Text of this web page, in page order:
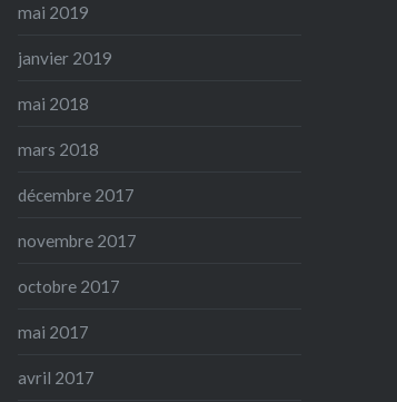
mai 2019
janvier 2019
mai 2018
mars 2018
décembre 2017
novembre 2017
octobre 2017
mai 2017
avril 2017